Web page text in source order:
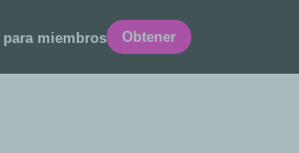
para miembros Obtener